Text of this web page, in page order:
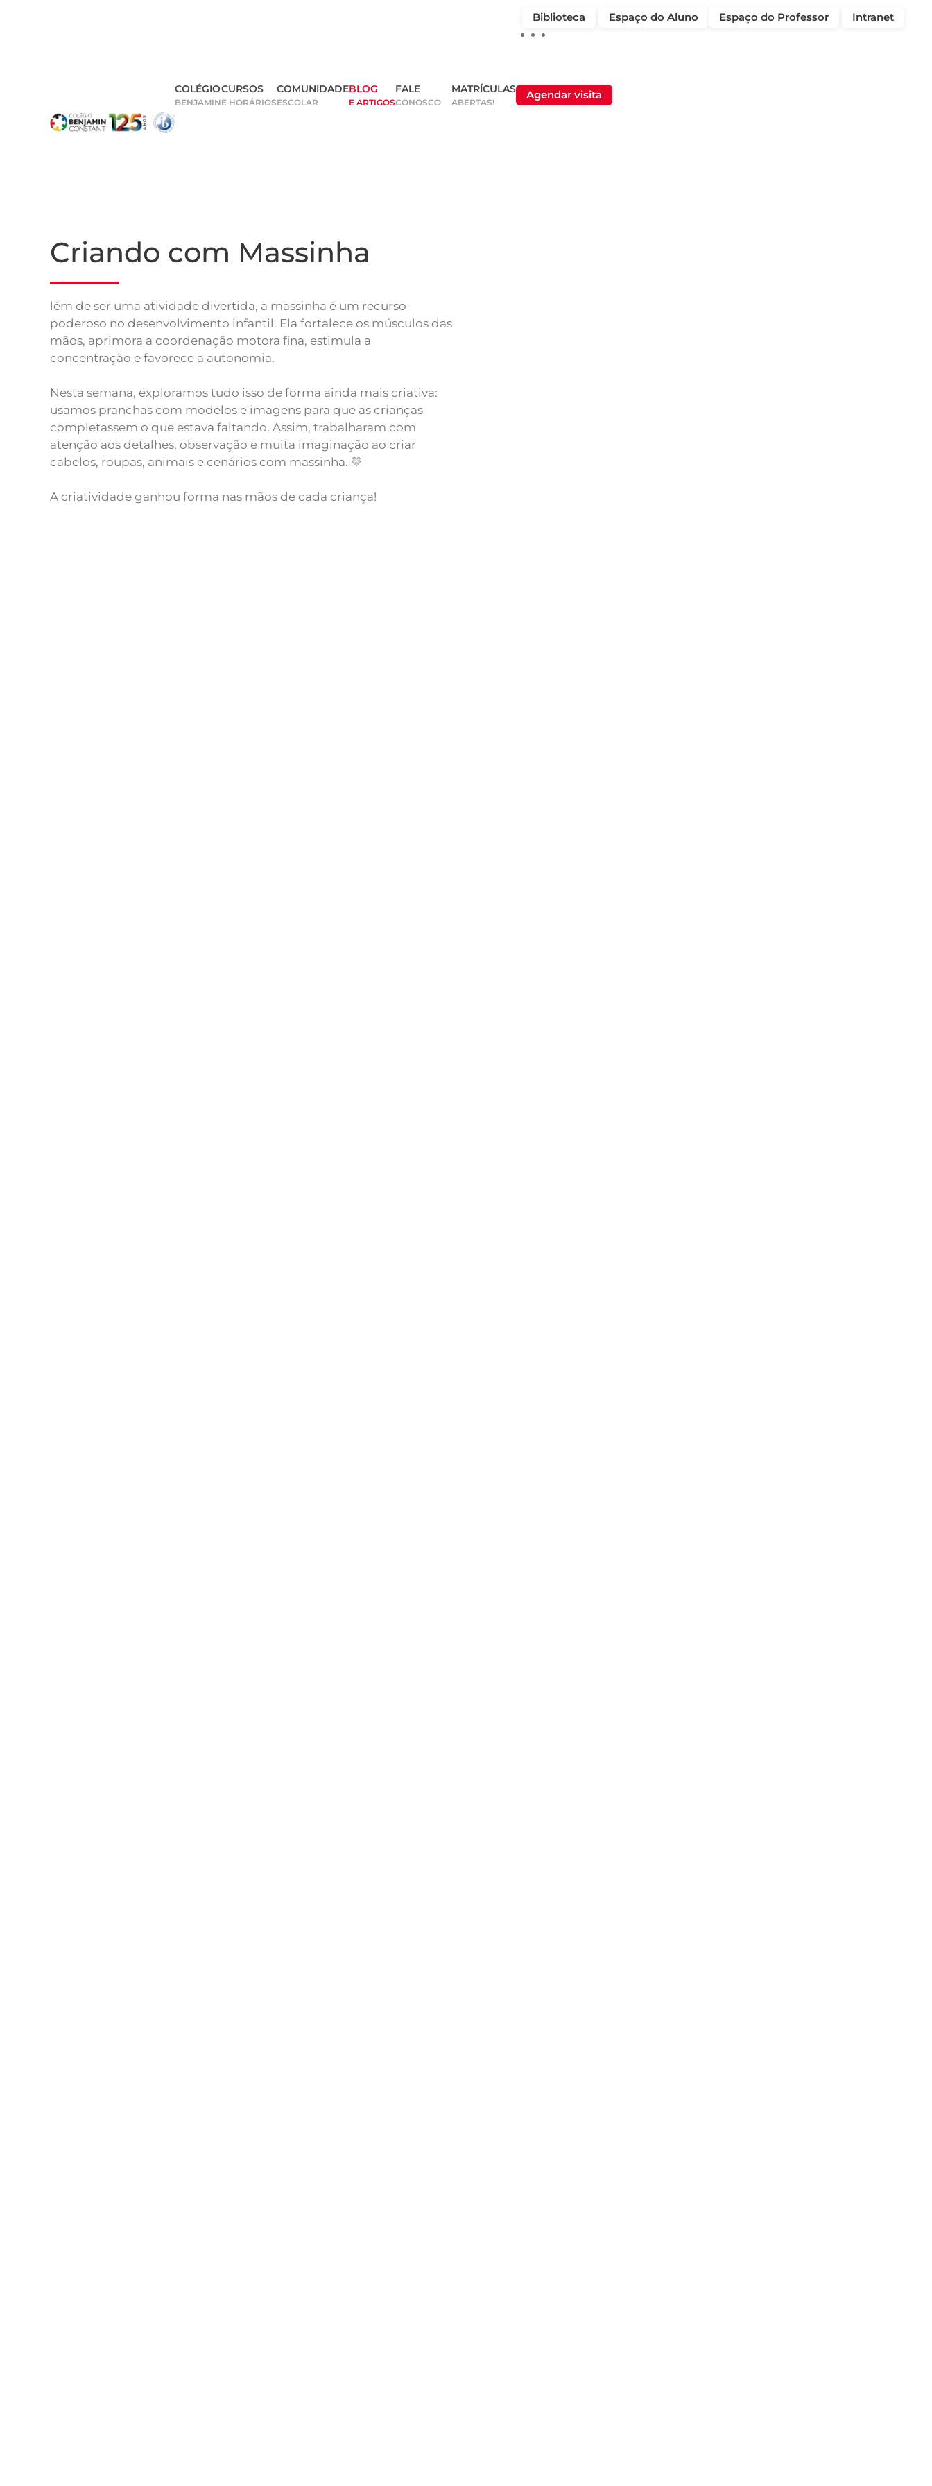
Biblioteca Espaço do Aluno Espaço do Professor Intranet
COLÉGIO
BENJAMIN
CURSOS
E HORÁRIOS
COMUNIDADE
ESCOLAR
BLOG
E ARTIGOS
FALE
CONOSCO
MATRÍCULAS
ABERTAS!
Agendar visita
Criando com Massinha
lém de ser uma atividade divertida, a massinha é um recurso
poderoso no desenvolvimento infantil. Ela fortalece os músculos das
mãos, aprimora a coordenação motora fina, estimula a
concentração e favorece a autonomia.
Nesta semana, exploramos tudo isso de forma ainda mais criativa:
usamos pranchas com modelos e imagens para que as crianças
completassem o que estava faltando. Assim, trabalharam com
atenção aos detalhes, observação e muita imaginação ao criar
cabelos, roupas, animais e cenários com massinha. 💛
A criatividade ganhou forma nas mãos de cada criança!